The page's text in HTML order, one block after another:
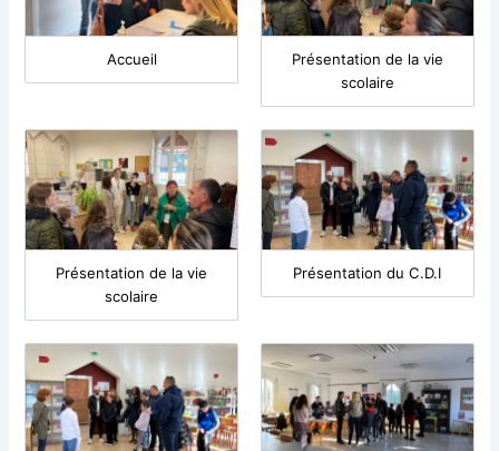
Accueil
Présentation de la vie
scolaire
Présentation de la vie
scolaire
Présentation du C.D.I